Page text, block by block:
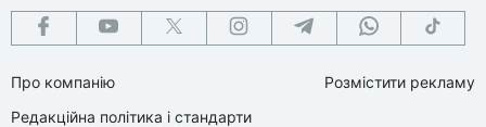
Про компанію
Редакційна політика і стандарти
Розмістити рекламу